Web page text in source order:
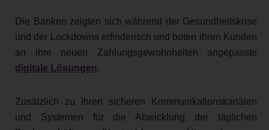
Die Banken zeigten sich während der Gesundheitskrise
und der Lockdowns erfinderisch und boten ihren Kunden
an ihre neuen Zahlungsgewohnheiten angepasste
digitale Lösungen.
Zusätzlich zu Ihren sicheren Kommunikationskanälen
und Systemen für die Abwicklung der täglichen